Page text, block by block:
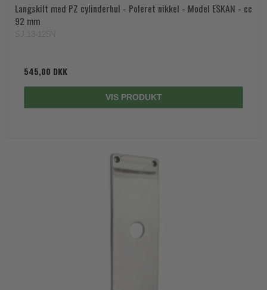
Langskilt med PZ cylinderhul - Poleret nikkel - Model ESKAN - cc
92 mm
545,00 DKK
VIS PRODUKT